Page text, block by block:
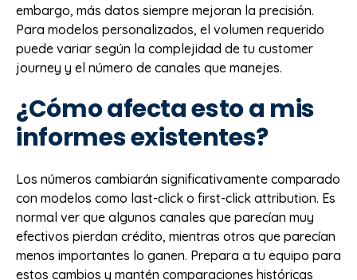
embargo, más datos siempre mejoran la precisión.
Para modelos personalizados, el volumen requerido
puede variar según la complejidad de tu customer
journey y el número de canales que manejes.
¿Cómo afecta esto a mis
informes existentes?
Los números cambiarán significativamente comparado
con modelos como last-click o first-click attribution. Es
normal ver que algunos canales que parecían muy
efectivos pierdan crédito, mientras otros que parecían
menos importantes lo ganen. Prepara a tu equipo para
estos cambios y mantén comparaciones históricas